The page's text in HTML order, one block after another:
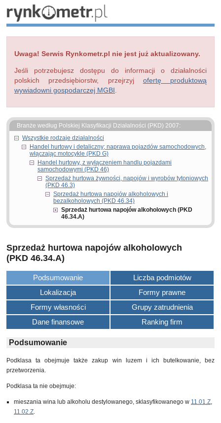
Uwaga! Serwis Rynkometr.pl nie jest już aktualizowany.
Jeśli potrzebujesz dostępu do informacji o działalności
polskich przedsiębiorstw, przejrzyj ofertę produktową
wywiadowni gospodarczej MGBI
Branże według Polskiej Klasyfikacji Działalności (PKD) 2007:
Wszystkie rodzaje działalności
Handel hurtowy i detaliczny; naprawa pojazdów samochodowych,
włączając motocykle (PKD G)
Handel hurtowy, z wyłączeniem handlu pojazdami
samochodowymi (PKD 46)
Sprzedaż hurtowa żywności, napojów i wyrobów tytoniowych
(PKD 46.3)
Sprzedaż hurtowa napojów alkoholowych i
bezalkoholowych (PKD 46.34)
Sprzedaż hurtowa napojów alkoholowych (PKD
46.34.A)
Sprzedaż hurtowa napojów alkoholowych
(PKD 46.34.A)
Podsumowanie
Liczba podmiotów
Lokalizacja
Formy prawne
Formy własności
Grupy zatrudnienia
Dane finansowe
Ranking firm
Podsumowanie
Podklasa ta obejmuje także zakup win luzem i ich butelkowanie, bez
przetworzenia.
Podklasa ta nie obejmuje:
mieszania wina lub alkoholu destylowanego, sklasyfikowanego w 11.01.Z,
11.02.Z.